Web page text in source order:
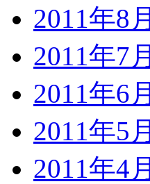
2011年8月
2011年7月
2011年6月
2011年5月
2011年4月